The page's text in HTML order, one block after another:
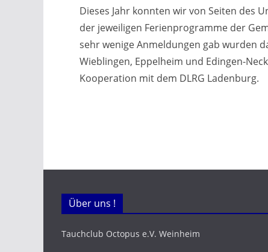
Dieses Jahr konnten wir von Seiten des
der jeweiligen Ferienprogramme der
sehr wenige Anmeldungen gab wurden
Wieblingen, Eppelheim und Edingen-
Kooperation mit dem DLRG Ladenburg.
Über uns !
Tauchclub Octopus e.V. Weinheim